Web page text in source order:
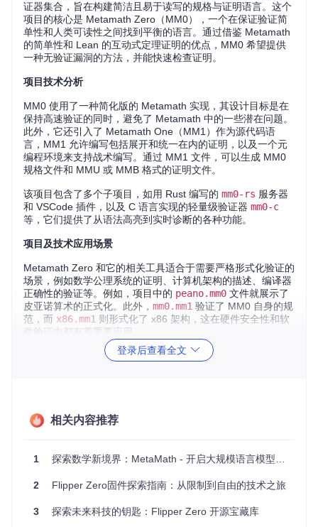
证器集合，旨在构建简洁且易于读写的规格与证明语言。这个
项目的核心是 Metamath Zero（MM0），一个在保证验证简
单性和人类可读性之间找到平衡的语言。通过借鉴 Metamath
的简单性和 Lean 的互动式定理证明的优点，MM0 希望提供
一种无验证漏洞的方法，并能快速检查证明。
项目技术分析
MM0 使用了一种简化版的 Metamath 实现，其设计目标是在
保持高速验证的同时，避免了 Metamath 中的一些潜在问题。
此外，它还引入了 Metamath One（MM1）作为源代码语
言，MM1 允许编写包括展开和统一在内的证明，以及一个元
编程环境来支持战术编写。通过 MM1 文件，可以生成 MM0
规格文件和 MMU 或 MMB 格式的证明文件。
该项目包含了多个子项目，如用 Rust 编写的 mm0-rs 服务器
和 VSCode 插件，以及 C 语言实现的轻量级验证器 mm0-c
等，它们提供了从语法高亮到实时诊断的各种功能。
项目及技术应用场景
Metamath Zero 和它的相关工具适合于需要严格形式化验证的
场景，例如数学公理系统的证明、计算机架构的描述、编译器
正确性的验证等。例如，项目中的 peano.mm0 文件就展示了
皮亚诺算术的正式化。此外， mm0.mm1 验证了 MM0 自身的规
范，而 x86.mm1 则形式化了 x86 架构，这在硬件安全性和软
件验证中都有着重要应用。
易理解，类似于 Lean 的视觉表示。
度，甚至可以在数秒内验证整个大型库。
MM1 支持：MM1 为用户提供友好的交互环境，允许使用
战术和元编程，提高了编写和调试效率。
证选项和工具集。
登录后查看全文
相关内容推荐
1 探索数学新境界：MetaMath - 开启大规模语言模型的数学之旅
2 Flipper Zero固件探索指南：从限制到自由的技术之旅
3 探索未来科技的钥匙：Flipper Zero 开源宝藏库